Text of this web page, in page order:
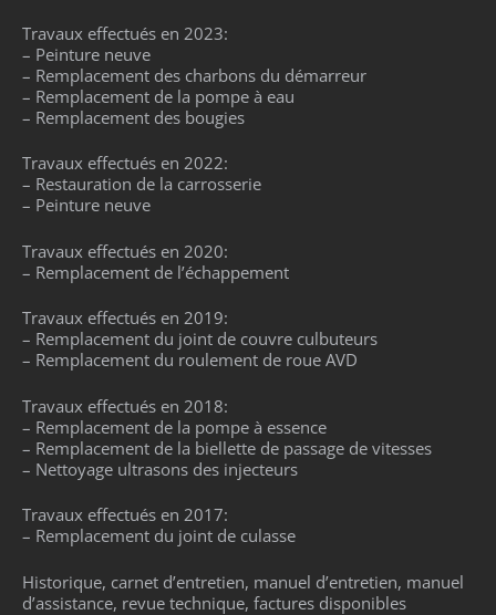
Travaux effectués en 2023:
– Peinture neuve
– Remplacement des charbons du démarreur
– Remplacement de la pompe à eau
– Remplacement des bougies
Travaux effectués en 2022:
– Restauration de la carrosserie
– Peinture neuve
Travaux effectués en 2020:
– Remplacement de l’échappement
Travaux effectués en 2019:
– Remplacement du joint de couvre culbuteurs
– Remplacement du roulement de roue AVD
Travaux effectués en 2018:
– Remplacement de la pompe à essence
– Remplacement de la biellette de passage de vitesses
– Nettoyage ultrasons des injecteurs
Travaux effectués en 2017:
– Remplacement du joint de culasse
Historique, carnet d’entretien, manuel d’entretien, manuel
d’assistance, revue technique, factures disponibles